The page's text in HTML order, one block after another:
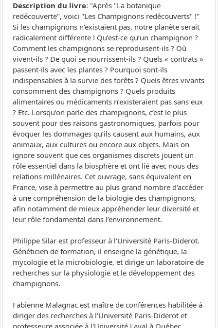
Description du livre: "Après "La botanique
redécouverte", voici "Les Champignons redécouverts" !"
Si les champignons n’existaient pas, notre planète serait
radicalement différente ! Qu’est-ce qu’un champignon ?
Comment les champignons se reproduisent-ils ? Où
vivent-ils ? De quoi se nourrissent-ils ? Quels « contrats »
passent-ils avec les plantes ? Pourquoi sont-ils
indispensables à la survie des forêts ? Quels êtres vivants
consomment des champignons ? Quels produits
alimentaires ou médicaments n’existeraient pas sans eux
? Etc. Lorsqu’on parle des champignons, c’est le plus
souvent pour des raisons gastronomiques, parfois pour
évoquer les dommages qu’ils causent aux humains, aux
animaux, aux cultures ou encore aux objets. Mais on
ignore souvent que ces organismes discrets jouent un
rôle essentiel dans la biosphère et ont lié avec nous des
relations millénaires. Cet ouvrage, sans équivalent en
France, vise à permettre au plus grand nombre d’accéder
à une compréhension de la biologie des champignons,
afin notamment de mieux appréhender leur diversité et
leur rôle fondamental dans l’environnement.
Philippe Silar est professeur à l'Université Paris-Diderot.
Généticien de formation, il enseigne la génétique, la
mycologie et la microbiologie, et dirige un laboratoire de
recherches sur la physiologie et le développement des
champignons.
Fabienne Malagnac est maître de conférences habilitée à
diriger des recherches à l'Université Paris-Diderot et